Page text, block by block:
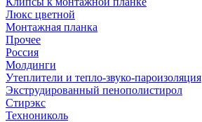
Люкс цветной
Монтажная планка
Прочее
Россия
Молдинги
Утеплители и тепло-звуко-пароизоляция
Экструдированный пенополистирол
Стирэкс
Технониколь